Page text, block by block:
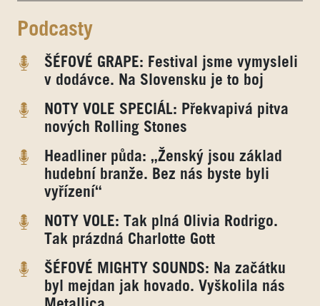
Podcasty
ŠÉFOVÉ GRAPE: Festival jsme vymysleli
v dodávce. Na Slovensku je to boj
NOTY VOLE SPECIÁL: Překvapivá pitva
nových Rolling Stones
Headliner půda: „Ženský jsou základ
hudební branže. Bez nás byste byli
vyřízení“
NOTY VOLE: Tak plná Olivia Rodrigo.
Tak prázdná Charlotte Gott
ŠÉFOVÉ MIGHTY SOUNDS: Na začátku
byl mejdan jak hovado. Vyškolila nás